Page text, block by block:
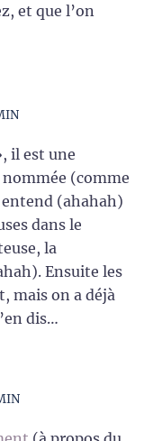
et que l’on
il est une
(comme
(ahahah)
dans le
la
Ensuite les
mais on a déjà
dis…